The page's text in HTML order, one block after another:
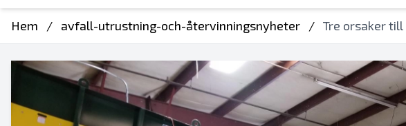
Hem / avfall-utrustning-och-återvinningsnyheter / Tre orsaker